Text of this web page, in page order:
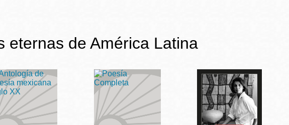
eternas de América Latina